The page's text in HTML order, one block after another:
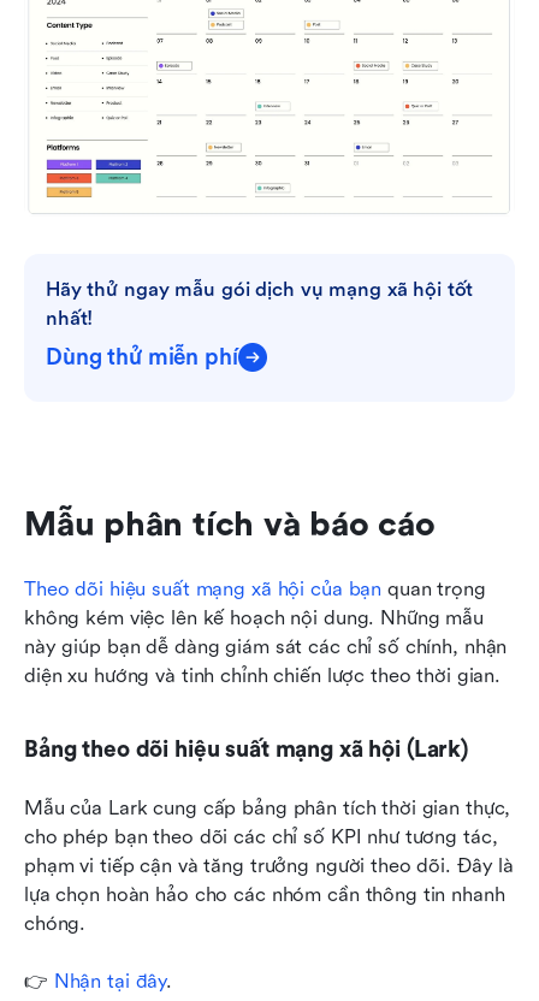
Hãy thử ngay mẫu gói dịch vụ mạng xã hội tốt
nhất!
Dùng thử miễn phí
Mẫu phân tích và báo cáo
Theo dõi hiệu suất mạng xã hội của bạn quan trọng
không kém việc lên kế hoạch nội dung. Những mẫu
này giúp bạn dễ dàng giám sát các chỉ số chính, nhận
diện xu hướng và tinh chỉnh chiến lược theo thời gian.
Bảng theo dõi hiệu suất mạng xã hội (Lark)
Mẫu của Lark cung cấp bảng phân tích thời gian thực,
cho phép bạn theo dõi các chỉ số KPI như tương tác,
phạm vi tiếp cận và tăng trưởng người theo dõi. Đây là
lựa chọn hoàn hảo cho các nhóm cần thông tin nhanh
chóng.
👉 Nhận tại đây.